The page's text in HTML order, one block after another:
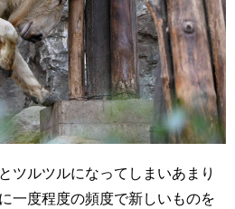
ツルツルになってしまいあまり
一度程度の頻度で新しいものを